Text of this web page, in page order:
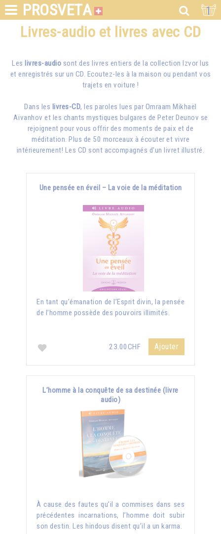
PROSVETA 1
Livres-audio et livres avec CD
Les livres-audio sont des livres entiers de la collection Izvor lus
et enregistrés sur un CD. Ecoutez-les à la maison ou pendant vos
trajets en voiture !
Dans les livres-CD, les paroles lues par Omraam Mikhaël
Aïvanhov et les chants mystiques bulgares de Peter Deunov se
rejoignent pour vous offrir des moments de paix et de
méditation. Plus de 50 morceaux à écouter et vivre
intérieurement! Les CD sont accompagnés d'un livret illustré.
Une pensée en éveil – La voie de la méditation
En tant qu’émanation de l’Esprit divin, la pensée
de l’homme possède des pouvoirs illimités.
23.00CHF Ajouter
L’homme à la conquête de sa destinée (livre
audio)
À cause des fautes qu’il a commises dans ses
précédentes incarnations, l’homme doit subir
son destin. Les hindous disent qu’il a un karma.